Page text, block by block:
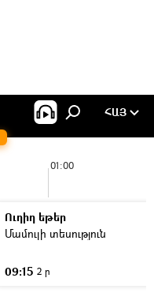
ՀԱՅ
01:00
Ուղիղ եթեր
Մամուլի տեսություն
09:15 2 ր